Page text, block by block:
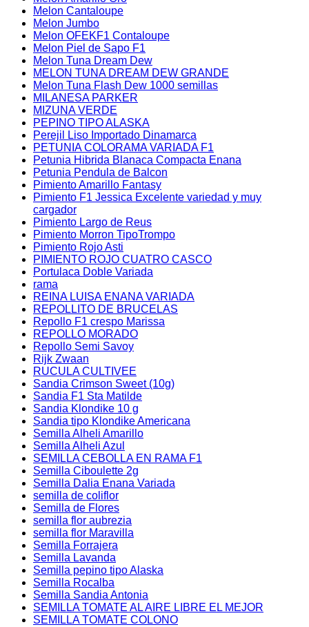
Melon Cantaloupe
Melon Jumbo
Melon OFEKF1 Contaloupe
Melon Piel de Sapo F1
Melon Tuna Dream Dew
MELON TUNA DREAM DEW GRANDE
Melon Tuna Flash Dew 1000 semillas
MILANESA PARKER
MIZUNA VERDE
PEPINO TIPO ALASKA
Perejil Liso Importado Dinamarca
PETUNIA COLORAMA VARIADA F1
Petunia Hibrida Blanaca Compacta Enana
Petunia Pendula de Balcon
Pimiento Amarillo Fantasy
Pimiento F1 Jessica Excelente variedad y muy
cargador
Pimiento Largo de Reus
Pimiento Morron TipoTrompo
Pimiento Rojo Asti
PIMIENTO ROJO CUATRO CASCO
Portulaca Doble Variada
rama
REINA LUISA ENANA VARIADA
REPOLLITO DE BRUCELAS
Repollo F1 crespo Marissa
REPOLLO MORADO
Repollo Semi Savoy
Rijk Zwaan
RUCULA CULTIVEE
Sandia Crimson Sweet (10g)
Sandia F1 Sta Matilde
Sandia Klondike 10 g
Sandia tipo Klondike Americana
Semilla Alheli Amarillo
Semilla Alheli Azul
SEMILLA CEBOLLA EN RAMA F1
Semilla Ciboulette 2g
Semilla Dalia Enana Variada
semilla de coliflor
Semilla de Flores
semilla flor aubrezia
semilla flor Maravilla
Semilla Forrajera
Semilla Lavanda
Semilla pepino tipo Alaska
Semilla Rocalba
Semilla Sandia Antonia
SEMILLA TOMATE AL AIRE LIBRE EL MEJOR
SEMILLA TOMATE COLONO